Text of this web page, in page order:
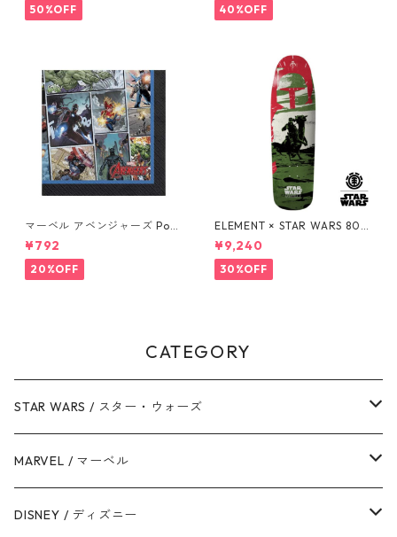
50%OFF 40%OFF
マーベル アベンジャーズ Pow
ers Unite 16pcペーパーナプ
キン MARVEL 紙ナプキン Ave
ngers
¥792
20%OFF
ELEMENT × STAR WARS 80S
BOBA FETT SKATEBOARD D
ECK ボバ・フェット スケート
ボードデッキ エレメント スタ
ー・ウォーズ
¥9,240
30%OFF
CATEGORY
STAR WARS / スター・ウォーズ
ダース・ベイダー
ストームトルーパー
MARVEL / マーベル
マーベルコミック
DISNEY / ディズニー